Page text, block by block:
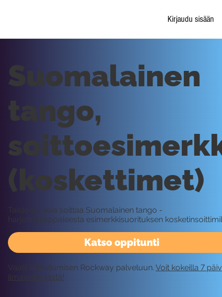
Kirjaudu sisään
Katso oppitunti
Suomalainen
tango,
(koskettimet)
Taisto Lunkka soittaa Suomalainen tango -
harjoituskappaleesta esimerkkisuorituksen
Vaatii kirjautumisen Rockway palveluun. Voit kokeilla 7
ilmaiseksi tästä!